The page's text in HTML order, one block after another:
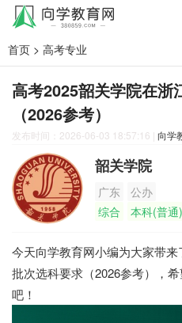
首页 > 高考专业
高考2025韶关学院在浙
（2026参考）
发布时间：2026-06-03 18:57:16 | 向学
韶关学院
广东
公办
综合
本科(普通)
今天向学教育网小编为大家带
批次选科要求（2026参考），
吧！